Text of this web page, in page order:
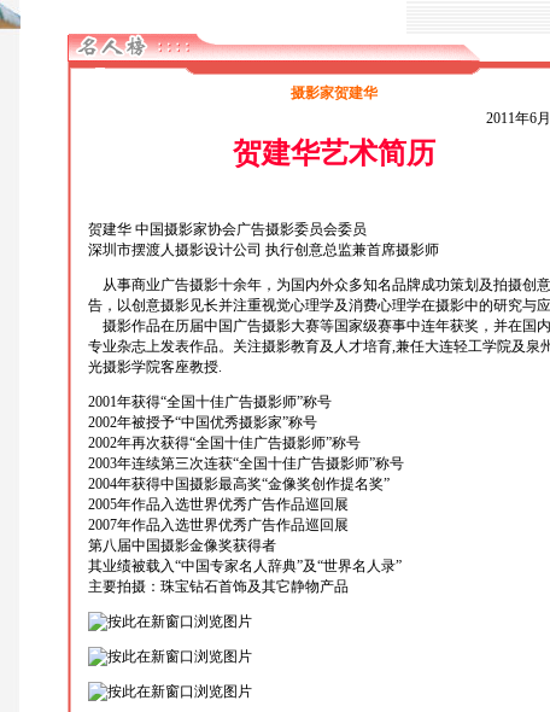
摄影家贺建华
2011年6
贺建华艺术简历
贺建华 中国摄影家协会广告摄影委员会委员
深圳市摆渡人摄影设计公司 执行创意总监兼首席摄影师
从事商业广告摄影十余年，为国内外众多知名品牌成功策划及拍摄创
告，以创意摄影见长并注重视觉心理学及消费心理学在摄影中的研究与应
摄影作品在历届中国广告摄影大赛等国家级赛事中连年获奖，并在国
专业杂志上发表作品。关注摄影教育及人才培育,兼任大连轻工学院及泉
光摄影学院客座教授.
2001年获得“全国十佳广告摄影师”称号
2002年被授予“中国优秀摄影家”称号
2002年再次获得“全国十佳广告摄影师”称号
2003年连续第三次连获“全国十佳广告摄影师”称号
2004年获得中国摄影最高奖“金像奖创作提名奖”
2005年作品入选世界优秀广告作品巡回展
2007年作品入选世界优秀广告作品巡回展
第八届中国摄影金像奖获得者
其业绩被载入“中国专家名人辞典”及“世界名人录”
主要拍摄：珠宝钻石首饰及其它静物产品